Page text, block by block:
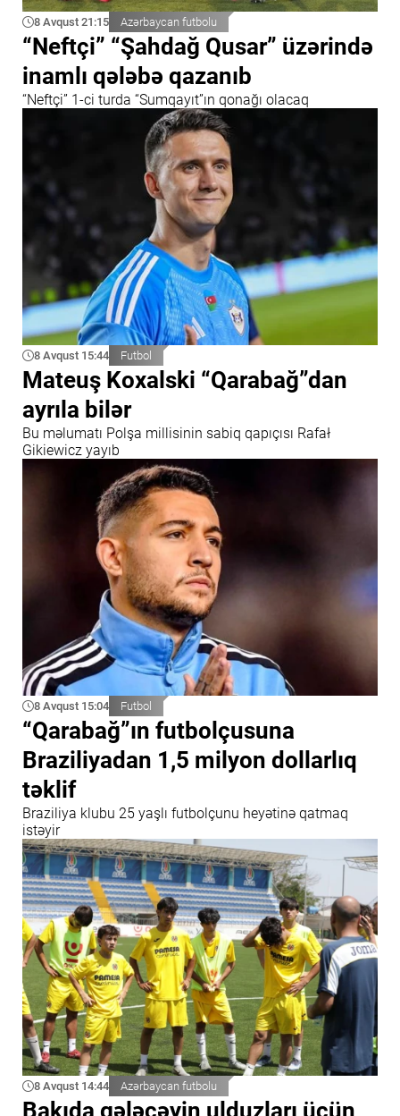
8 Avqust 21:15 Azərbaycan futbolu
“Neftçi” “Şahdağ Qusar” üzərində
inamlı qələbə qazanıb
“Neftçi” 1-ci turda “Sumqayıt”ın qonağı olacaq
8 Avqust 15:44 Futbol
Mateuş Koxalski “Qarabağ”dan
ayrıla bilər
Bu məlumatı Polşa millisinin sabiq qapıçısı Rafał
Gikiewicz yayıb
8 Avqust 15:04 Futbol
“Qarabağ”ın futbolçusuna
Braziliyadan 1,5 milyon dollarlıq
təklif
Braziliya klubu 25 yaşlı futbolçunu heyətinə qatmaq
istəyir
8 Avqust 14:44 Azərbaycan futbolu